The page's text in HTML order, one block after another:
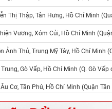
người thân
chuyển đổi, 0
Thị Thập, Tân Hưng, Hồ Chí Minh
Vương, Xóm Củi, Hồ Chí Minh
Ảnh Thủ, Trung Mỹ Tây, Hồ Chí Minh
Gò Vấp, Hồ Chí Minh (Q. Gò Vấp
Cơ, Tân Phú, Hồ Chí Minh (Quận
Việt, Tăng Nhơn Phú, Hồ Chí Minh (Q.9